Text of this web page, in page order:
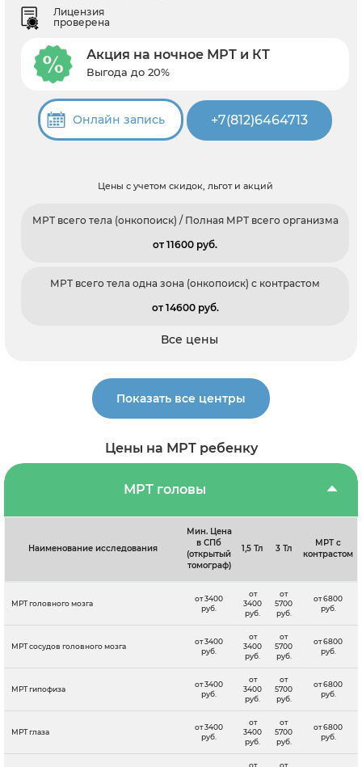
Лицензия
проверена
Акция на ночное МРТ и КТ
Выгода до 20%
Онлайн запись +7(812)6464713
Цены с учетом скидок, льгот и акций
МРТ всего тела (онкопоиск) / Полная МРТ всего организма
от 11600 pуб.
МРТ всего тела одна зона (онкопоиск) с контрастом
от 14600 pуб.
Все цены
Показать все центры
Цены на МРТ ребенку
МРТ головы
Наименование исследования
Мин. Цена
в СПб
(открытый
томограф)
1,5 Тл 3 Тл
МРТ с
контрастом
МРТ головного мозга
от 3400
руб.
от
3400
руб.
от
5700
руб.
от 6800
руб.
МРТ сосудов головного мозга
от 3400
руб.
от
3400
руб.
от
5700
руб.
от 6800
руб.
МРТ гипофиза
от 3400
руб.
от
3400
руб.
от
5700
руб.
от 6800
руб.
МРТ глаза
от 3400
руб.
от
3400
руб.
от
5700
руб.
от 6800
руб.